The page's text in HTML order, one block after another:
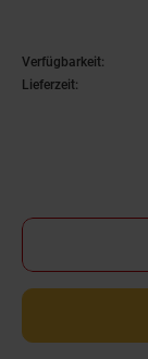
Verfügbarkeit:
Lieferzeit: